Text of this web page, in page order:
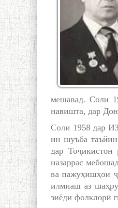
мешавад. Соли
навишта, дар
Соли 1958 дар
ин шуъба
дар
назаррас
ва пажуҳишҳои
илмиаш аз
зиёди фолклорӣ